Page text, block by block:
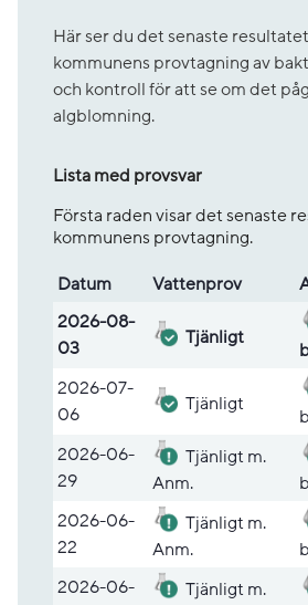
Här ser du det senaste
kommunens provtagning av
och kontroll för att se om det
algblomning.
Lista med provsvar
Första raden visar det senaste
kommunens provtagning.
Lista med provsvar
Datum Vatten­prov
2026-08-
03
Tjänligt
2026-07-
06
Tjänligt
2026-06-
29
Tjänligt m.
Anm.
2026-06-
22
Tjänligt m.
Anm.
2026-06-
Tjänligt m.